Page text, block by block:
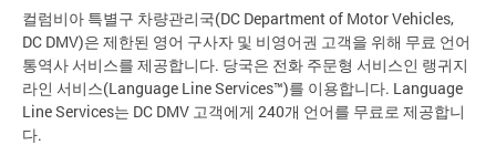
컬럼비아 특별구 차량관리국(DC Department of Motor Vehicles,
DC DMV)은 제한된 영어 구사자 및 비영어권 고객을 위해 무료 언어
통역사 서비스를 제공합니다. 당국은 전화 주문형 서비스인 랭귀지
라인 서비스(Language Line Services™)를 이용합니다. Language
Line Services는 DC DMV 고객에게 240개 언어를 무료로 제공합니
다.